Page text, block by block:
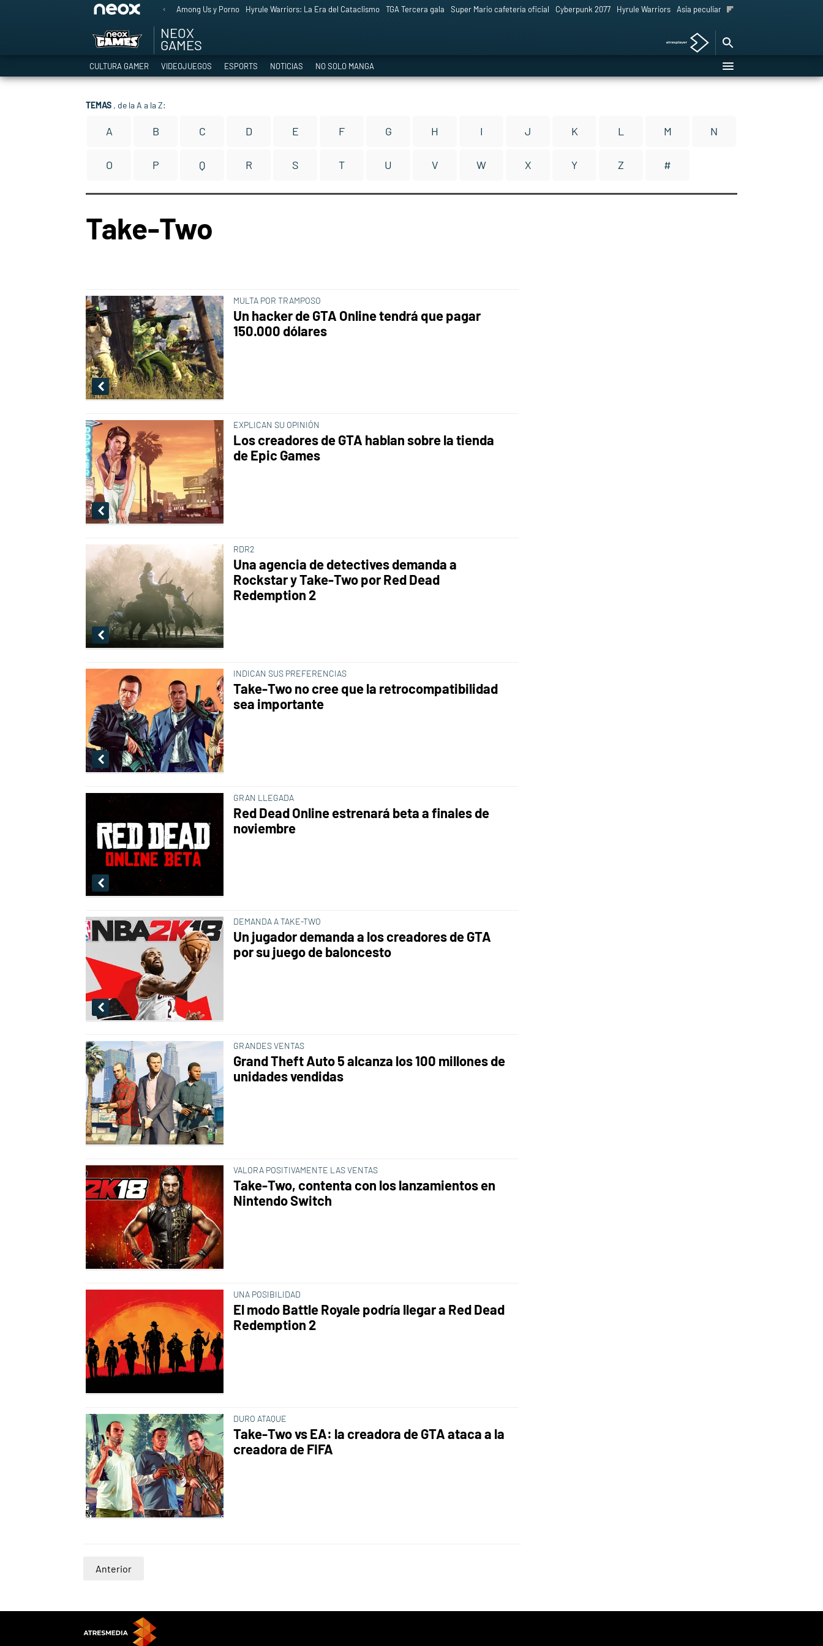
Among Us y Porno Hyrule Warriors: La Era del Cataclismo TGA Tercera gala Super Mario cafetería oficial Cyberpunk 2077 Hyrule Warriors Asia peculiar tradición
NEOX
GAMES
CULTURA GAMER VIDEOJUEGOS ESPORTS NOTICIAS NO SOLO MANGA
TEMAS , de la A a la Z:
A B C D E F G H I J K L M N
O P Q R S T U V W X Y Z #
Take-Two
MULTA POR TRAMPOSO
Un hacker de GTA Online tendrá que pagar
150.000 dólares
EXPLICAN SU OPINIÓN
Los creadores de GTA hablan sobre la tienda
de Epic Games
RDR2
Una agencia de detectives demanda a
Rockstar y Take-Two por Red Dead
Redemption 2
INDICAN SUS PREFERENCIAS
Take-Two no cree que la retrocompatibilidad
sea importante
GRAN LLEGADA
Red Dead Online estrenará beta a finales de
noviembre
DEMANDA A TAKE-TWO
Un jugador demanda a los creadores de GTA
por su juego de baloncesto
GRANDES VENTAS
Grand Theft Auto 5 alcanza los 100 millones de
unidades vendidas
VALORA POSITIVAMENTE LAS VENTAS
Take-Two, contenta con los lanzamientos en
Nintendo Switch
UNA POSIBILIDAD
El modo Battle Royale podría llegar a Red Dead
Redemption 2
DURO ATAQUE
Take-Two vs EA: la creadora de GTA ataca a la
creadora de FIFA
Anterior